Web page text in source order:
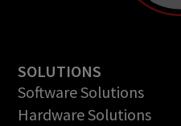
SOLUTIONS
Software Solutions
Hardware Solutions